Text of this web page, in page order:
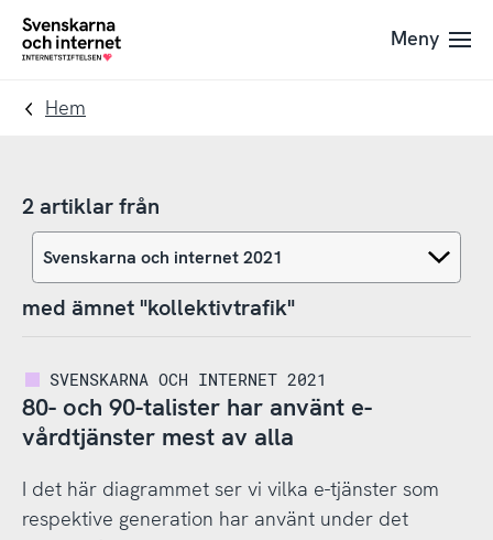
Till
navigation
Till
innehåll
To
Meny
Hem
2 artiklar från
med ämnet "kollektivtrafik"
SVENSKARNA OCH INTERNET 2021
80- och 90-talister har använt e-
vårdtjänster mest av alla
I det här diagrammet ser vi vilka e-tjänster som
respektive generation har använt under det